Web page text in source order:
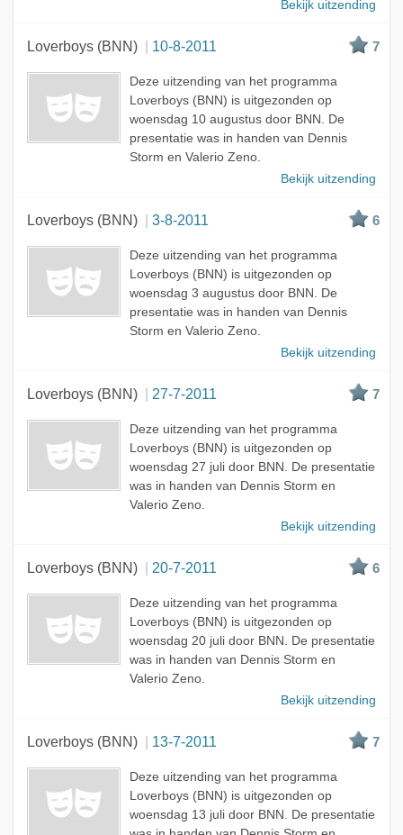
Bekijk uitzending
Loverboys (BNN) 10-8-2011 7
Deze uitzending van het programma
Loverboys (BNN) is uitgezonden op
woensdag 10 augustus door BNN. De
presentatie was in handen van Dennis
Storm en Valerio Zeno.
Bekijk uitzending
Loverboys (BNN) 3-8-2011 6
Deze uitzending van het programma
Loverboys (BNN) is uitgezonden op
woensdag 3 augustus door BNN. De
presentatie was in handen van Dennis
Storm en Valerio Zeno.
Bekijk uitzending
Loverboys (BNN) 27-7-2011 7
Deze uitzending van het programma
Loverboys (BNN) is uitgezonden op
woensdag 27 juli door BNN. De presentatie
was in handen van Dennis Storm en
Valerio Zeno.
Bekijk uitzending
Loverboys (BNN) 20-7-2011 6
Deze uitzending van het programma
Loverboys (BNN) is uitgezonden op
woensdag 20 juli door BNN. De presentatie
was in handen van Dennis Storm en
Valerio Zeno.
Bekijk uitzending
Loverboys (BNN) 13-7-2011 7
Deze uitzending van het programma
Loverboys (BNN) is uitgezonden op
woensdag 13 juli door BNN. De presentatie